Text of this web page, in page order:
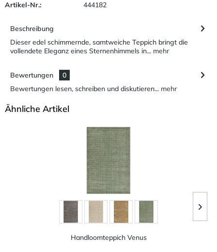
Artikel-Nr.: 444182
Beschreibung
Dieser edel schimmernde, samtweiche Teppich bringt die
vollendete Eleganz eines Sternenhimmels in... mehr
Bewertungen
0
Bewertungen lesen, schreiben und diskutieren... mehr
Ähnliche Artikel
Handloomteppich Venus